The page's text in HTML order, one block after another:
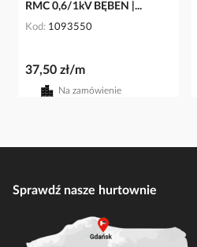
RMC 0,6/1kV BĘBEN |...
Kod 1093550
37,50 zł/m
Na zamówienie
Sprawdź nasze hurtownie